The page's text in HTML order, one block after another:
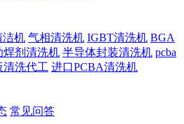
洁机 气相清洗机 IGBT清洗机 BGA
焊剂清洗机 半导体封装清洗机 pcba
清洗代工 进口PCBA清洗机
常见问答